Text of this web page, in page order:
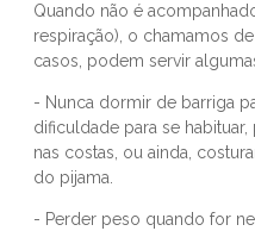
Quando não é
respiração), o chamamos
casos, podem servir
- Nunca dormir de barriga
dificuldade para se
nas costas, ou ainda,
do pijama.
- Perder peso quando for